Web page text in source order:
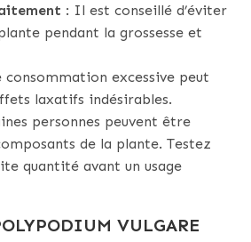
: Il est conseillé d’éviter
pendant la grossesse et
consommation excessive peut
laxatifs indésirables.
personnes peuvent être
de la plante. Testez
quantité avant un usage
VULGARE